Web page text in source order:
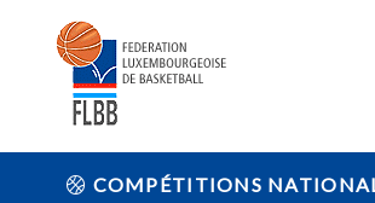
COMPÉTITIONS